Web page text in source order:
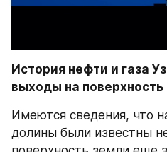
История нефти и газа
выходы на поверхность
Имеются сведения, что
долины были известны